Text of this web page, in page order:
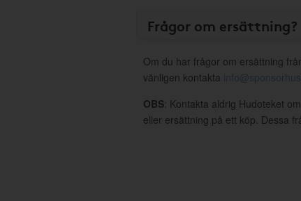
Frågor om ersättning?
Om du har frågor om ersättning
vänligen kontakta
OBS: Kontakta aldrig Hudoteket
eller ersättning på ett köp. Dessa